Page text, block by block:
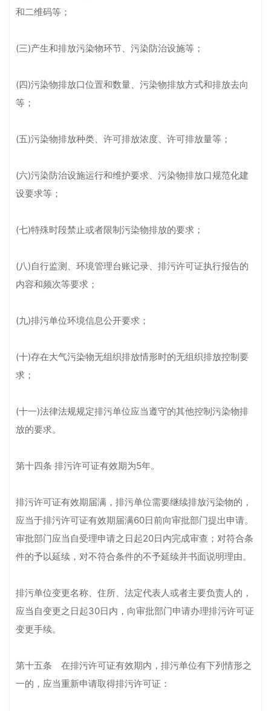
和二维码等；
(三)产生和排放污染物环节、污染防治设施等；
(四)污染物排放口位置和数量、污染物排放方式和排放去向
等；
(五)污染物排放种类、许可排放浓度、许可排放量等；
(六)污染防治设施运行和维护要求、污染物排放口规范化建
设要求等；
(七)特殊时段禁止或者限制污染物排放的要求；
(八)自行监测、环境管理台账记录、排污许可证执行报告的
内容和频次等要求；
(九)排污单位环境信息公开要求；
(十)存在大气污染物无组织排放情形时的无组织排放控制要
求；
(十一)法律法规规定排污单位应当遵守的其他控制污染物排
放的要求。
第十四条 排污许可证有效期为5年。
排污许可证有效期届满，排污单位需要继续排放污染物的，
应当于排污许可证有效期届满60日前向审批部门提出申请。
审批部门应当自受理申请之日起20日内完成审查；对符合条
件的予以延续，对不符合条件的不予延续并书面说明理由。
排污单位变更名称、住所、法定代表人或者主要负责人的，
应当自变更之日起30日内，向审批部门申请办理排污许可证
变更手续。
第十五条 在排污许可证有效期内，排污单位有下列情形之
一的，应当重新申请取得排污许可证：